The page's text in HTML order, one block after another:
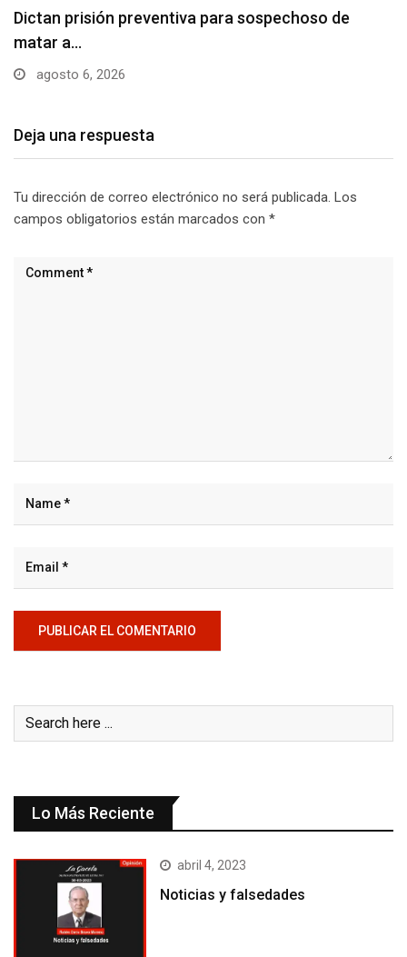
Usuarios madrugan y hacen largas filas para
obtener…
agosto 6, 2026
Deja una respuesta
Tu dirección de correo electrónico no será publicada. Los
campos obligatorios están marcados con *
Lo Más Reciente
abril 4, 2023
Noticias y falsedades